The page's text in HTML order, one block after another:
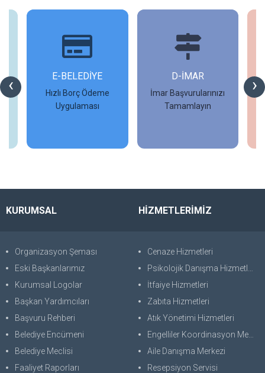
‹ ›
E-BELEDİYE
Hızlı Borç Ödeme
Uygulaması
D-İMAR
İmar Başvurularınızı
Tamamlayın
KURUMSAL
Organizasyon Şeması
Eski Başkanlarımız
Kurumsal Logolar
Başkan Yardımcıları
Başvuru Rehberi
Belediye Encümeni
Belediye Meclisi
Faaliyet Raporları
HİZMETLERİMİZ
Cenaze Hizmetleri
Psikolojik Danışma Hizmetleri
İtfaiye Hizmetleri
Zabıta Hizmetleri
Atık Yönetimi Hizmetleri
Engelliler Koordinasyon Merkezi
Aile Danışma Merkezi
Resepsiyon Servisi